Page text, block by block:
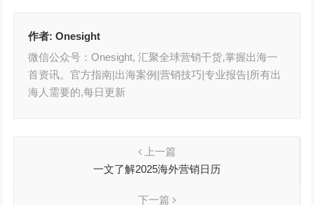
作者:Onesight
微信公众号：Onesight, 汇聚全球营销干货,掌握出海一
首资讯。官方指南|出海案例|营销技巧|专业报告|所有出
海人需要的,每日更新
上一篇
一文了解2025海外营销日历
下一篇